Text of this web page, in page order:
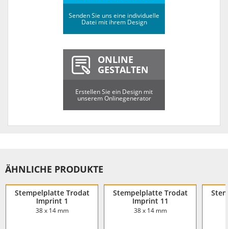
Senden Sie uns eine individuelle
Datei mit ihrem Design
ONLINE
GESTALTEN
Erstellen Sie ein Design mit
unserem Onlinegenerator
ÄHNLICHE PRODUKTE
Stempelplatte Trodat
Imprint 1
38 x 14 mm
Stempelplatte Trodat
Imprint 11
38 x 14 mm